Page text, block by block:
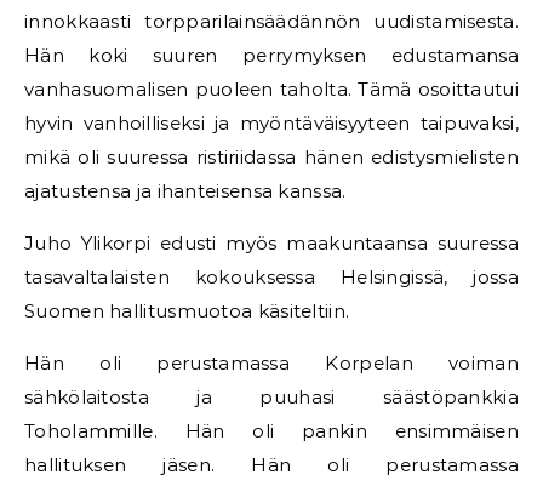
innokkaasti torpparilainsäädännön uudistamisesta.
Hän koki suuren perrymyksen edustamansa
vanhasuomalisen puoleen taholta. Tämä osoittautui
hyvin vanhoilliseksi ja myöntäväisyyteen taipuvaksi,
mikä oli suuressa ristiriidassa hänen edistysmielisten
ajatustensa ja ihanteisensa kanssa.
Juho Ylikorpi edusti myös maakuntaansa suuressa
tasavaltalaisten kokouksessa Helsingissä, jossa
Suomen hallitusmuotoa käsiteltiin.
Hän oli perustamassa Korpelan voiman
sähkölaitosta ja puuhasi säästöpankkia
Toholammille. Hän oli pankin ensimmäisen
hallituksen jäsen. Hän oli perustamassa